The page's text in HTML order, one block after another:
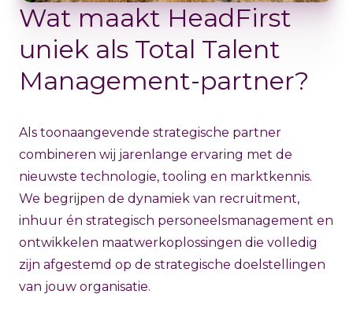
Wat maakt HeadFirst
uniek als Total Talent
Management-partner?
Als toonaangevende strategische partner
combineren wij jarenlange ervaring met de
nieuwste technologie, tooling en marktkennis.
We begrijpen de dynamiek van recruitment,
inhuur én strategisch personeelsmanagement en
ontwikkelen maatwerkoplossingen die volledig
zijn afgestemd op de strategische doelstellingen
van jouw organisatie.